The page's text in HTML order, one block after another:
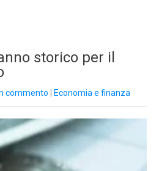
storico per il
commento Economia e finanza